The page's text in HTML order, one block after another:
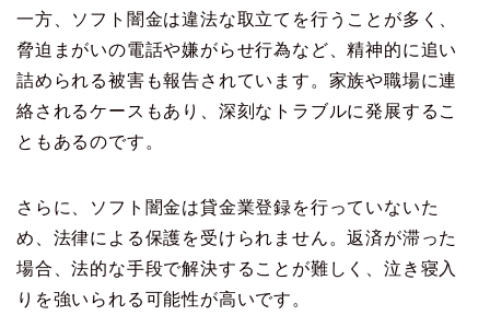
一方、ソフト闇金は違法な取立てを行うことが多く、
脅迫まがいの電話や嫌がらせ行為など、精神的に追い
詰められる被害も報告されています。家族や職場に連
絡されるケースもあり、深刻なトラブルに発展するこ
ともあるのです。
さらに、ソフト闇金は貸金業登録を行っていないた
め、法律による保護を受けられません。返済が滞った
場合、法的な手段で解決することが難しく、泣き寝入
りを強いられる可能性が高いです。